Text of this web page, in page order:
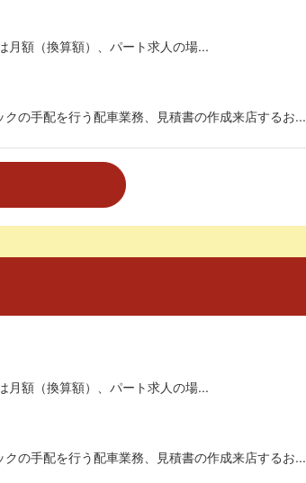
額（換算額）、パート求人の場...
の手配を行う配車業務、見積書の作成来店するお...
額（換算額）、パート求人の場...
の手配を行う配車業務、見積書の作成来店するお...